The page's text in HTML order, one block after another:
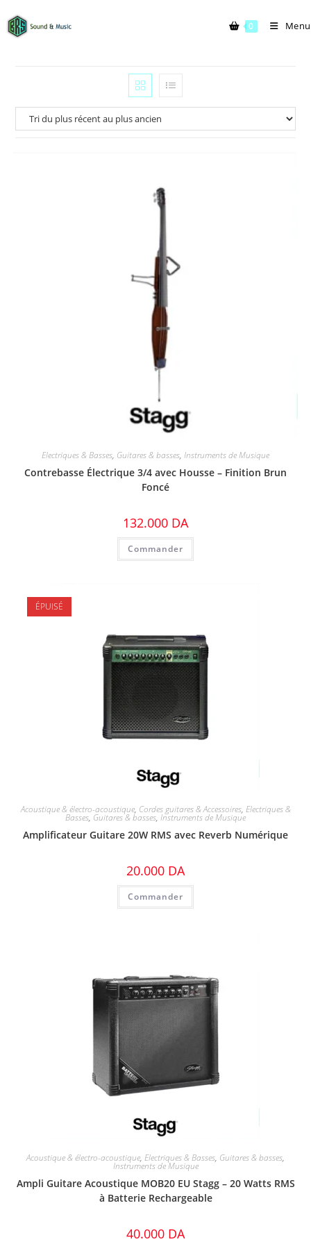
0 Menu
Electriques & Basses, Guitares & basses, Instruments de Musique
Contrebasse Électrique 3/4 avec Housse – Finition Brun
Foncé
132.000 DA
Commander
ÉPUISÉ
Acoustique & électro-acoustique, Cordes guitares & Accessoires, Electriques &
Basses, Guitares & basses, Instruments de Musique
Amplificateur Guitare 20W RMS avec Reverb Numérique
20.000 DA
Commander
Acoustique & électro-acoustique, Electriques & Basses, Guitares & basses,
Instruments de Musique
Ampli Guitare Acoustique MOB20 EU Stagg – 20 Watts RMS
à Batterie Rechargeable
40.000 DA